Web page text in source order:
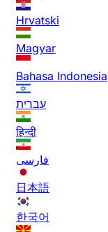
Hrvatski
Magyar
Bahasa Indonesia
עברית
हिन्दी
فارسی
日本語
한국어